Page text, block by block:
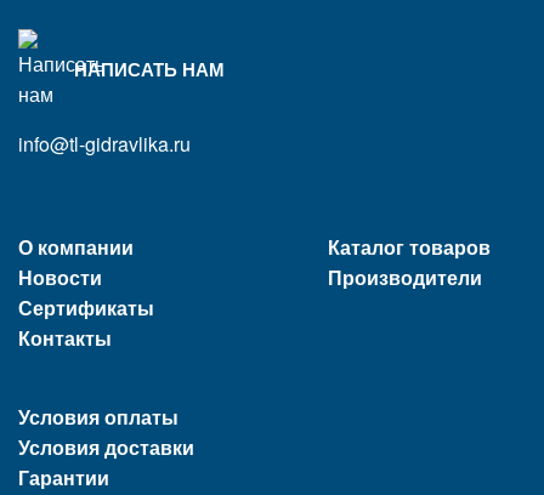
НАПИСАТЬ НАМ
info@tl-gidravlika.ru
О компании
Новости
Сертификаты
Контакты
Условия оплаты
Условия доставки
Гарантии
Каталог товаров
Производители